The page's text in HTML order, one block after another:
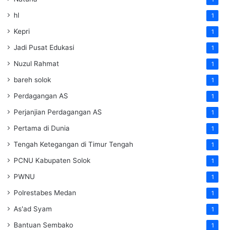
hl 1
Kepri 1
Jadi Pusat Edukasi 1
Nuzul Rahmat 1
bareh solok 1
Perdagangan AS 1
Perjanjian Perdagangan AS 1
Pertama di Dunia 1
Tengah Ketegangan di Timur Tengah 1
PCNU Kabupaten Solok 1
PWNU 1
Polrestabes Medan 1
As'ad Syam 1
Bantuan Sembako 1